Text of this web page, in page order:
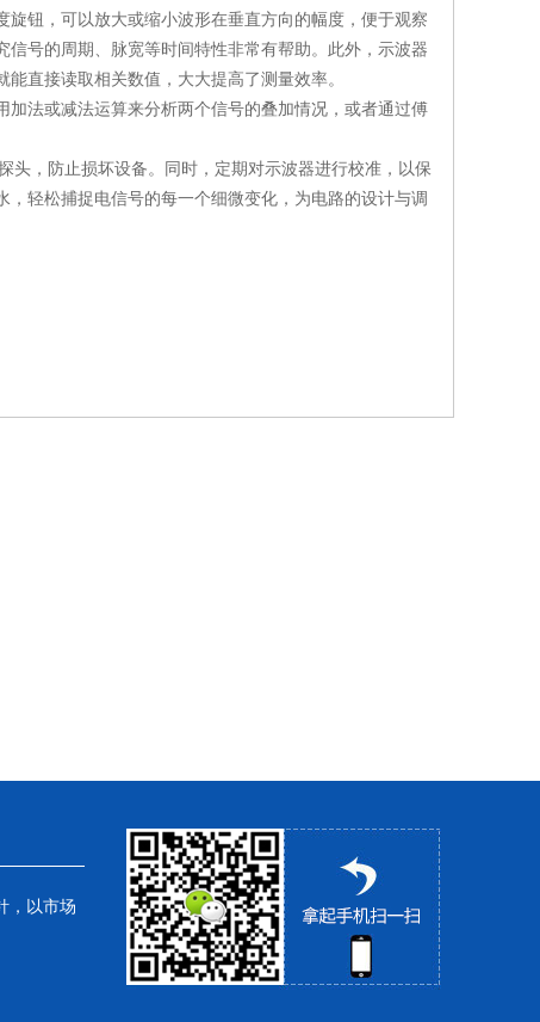
钮，可以放大或缩小波形在垂直方向的幅度，便于观察
号的周期、脉宽等时间特性非常有帮助。此外，示波器
直接读取相关数值，大大提高了测量效率。
法或减法运算来分析两个信号的叠加情况，或者通过傅
，防止损坏设备。同时，定期对示波器进行校准，以保
轻松捕捉电信号的每一个细微变化，为电路的设计与调
，以市场